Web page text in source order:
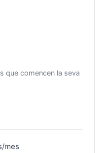
que comencen la seva
mes